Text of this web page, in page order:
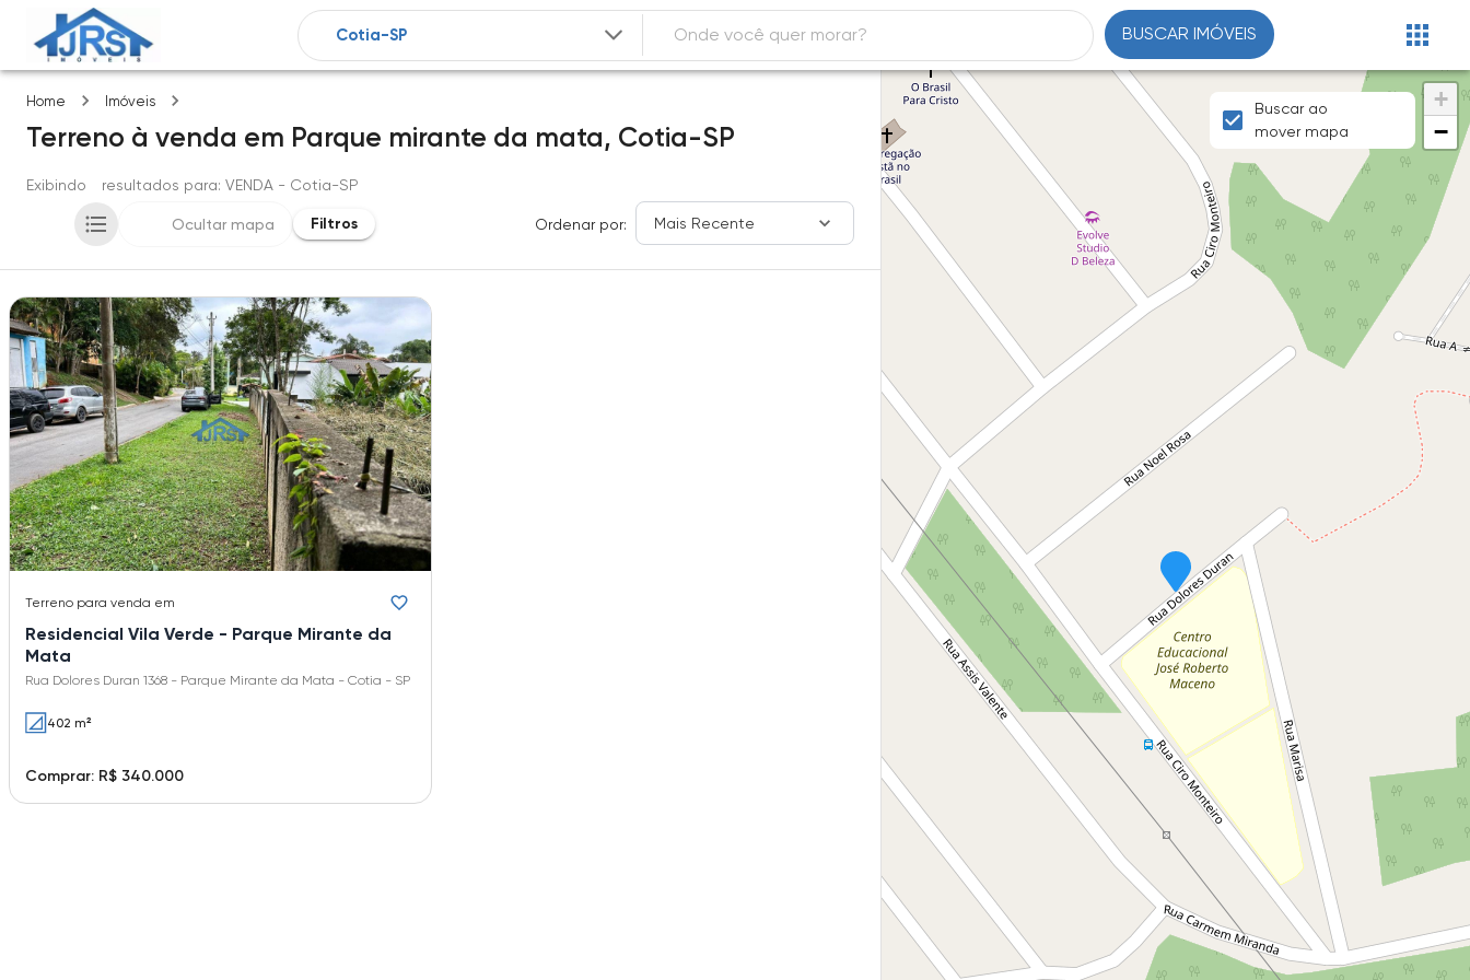
BUSCAR IMÓVEIS
Home Imóveis
Terreno à venda em Parque mirante da mata, Cotia-SP
Exibindo resultados para: VENDA - Cotia-SP
Ocultar mapa Filtros Ordenar por: Mais Recente
Terreno para venda em
Residencial Vila Verde - Parque Mirante da
Mata
Rua Dolores Duran 1368 - Parque Mirante da Mata - Cotia - SP
402 m²
Comprar: R$ 340.000
+
−
Buscar ao
mover mapa